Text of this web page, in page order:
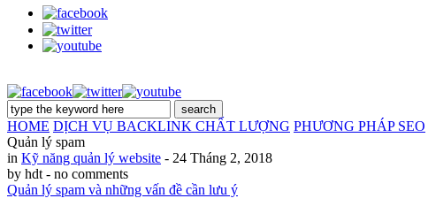
HOME DỊCH VỤ BACKLINK CHẤT LƯỢNG PHƯƠNG PHÁP SEO
Quản lý spam
in Kỹ năng quản lý website - 24 Tháng 2, 2018
by hdt - no comments
Quản lý spam và những vấn đề cần lưu ý